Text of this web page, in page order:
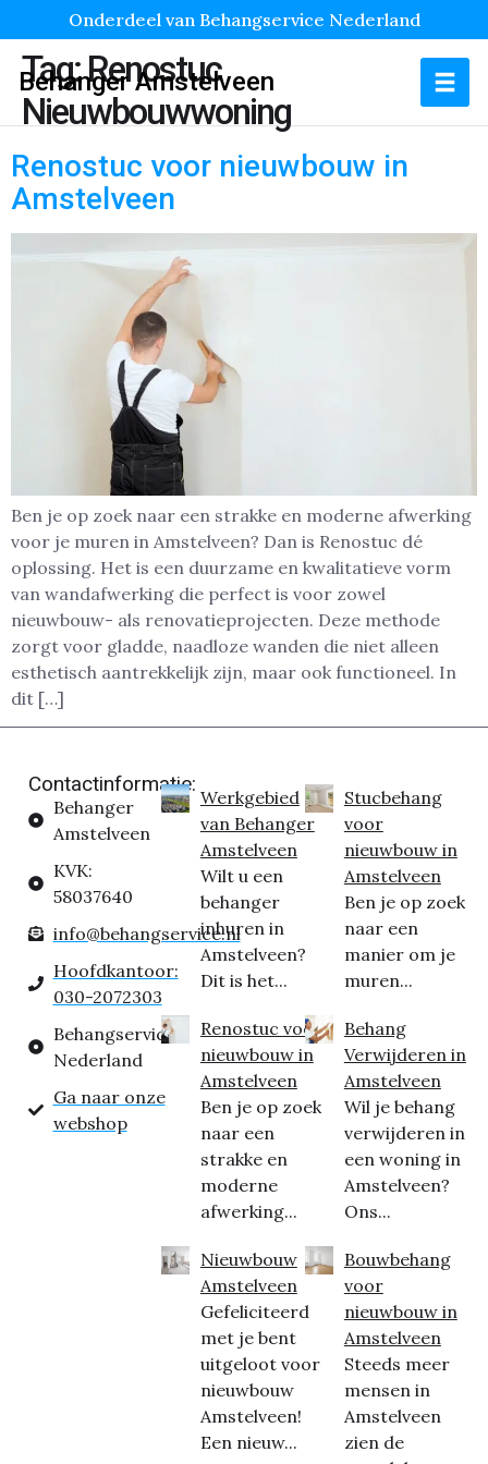
Onderdeel van Behangservice Nederland
Behanger Amstelveen
Tag:Renostuc
Nieuwbouwwoning
Renostuc voor nieuwbouw in
Amstelveen
Ben je op zoek naar een strakke en moderne afwerking
voor je muren in Amstelveen? Dan is Renostuc dé
oplossing. Het is een duurzame en kwalitatieve vorm
van wandafwerking die perfect is voor zowel
nieuwbouw- als renovatieprojecten. Deze methode
zorgt voor gladde, naadloze wanden die niet alleen
esthetisch aantrekkelijk zijn, maar ook functioneel. In
dit […]
Contactinformatie:
Behanger
Amstelveen
KVK:
58037640
info@behangservice.nl
Hoofdkantoor:
030-2072303
Behangservice
Nederland
Ga naar onze
webshop
Werkgebied
van Behanger
Amstelveen
Wilt u een
behanger
inhuren in
Amstelveen?
Dit is het...
Renostuc voor
nieuwbouw in
Amstelveen
Ben je op zoek
naar een
strakke en
moderne
afwerking...
Nieuwbouw
Amstelveen
Gefeliciteerd
met je bent
uitgeloot voor
nieuwbouw
Amstelveen!
Een nieuw...
Stucbehang
voor
nieuwbouw in
Amstelveen
Ben je op zoek
naar een
manier om je
muren...
Behang
Verwijderen in
Amstelveen
Wil je behang
verwijderen in
een woning in
Amstelveen?
Ons...
Bouwbehang
voor
nieuwbouw in
Amstelveen
Steeds meer
mensen in
Amstelveen
zien de